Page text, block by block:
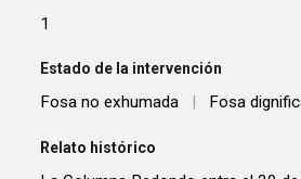
1
Estado de la intervención
Fosa no exhumada | Fosa
Relato histórico